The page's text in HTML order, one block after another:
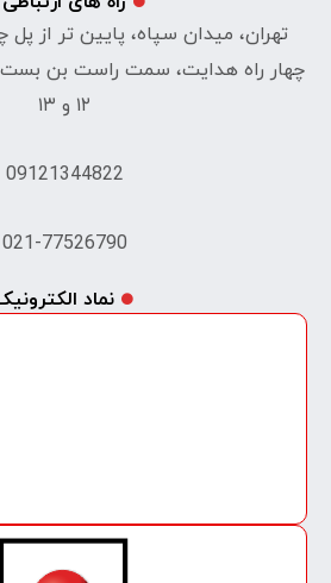
تهران، میدان سپاه، پایین تر از پل
۱۲ و ۱۳
09121344822
021-77526790
نماد